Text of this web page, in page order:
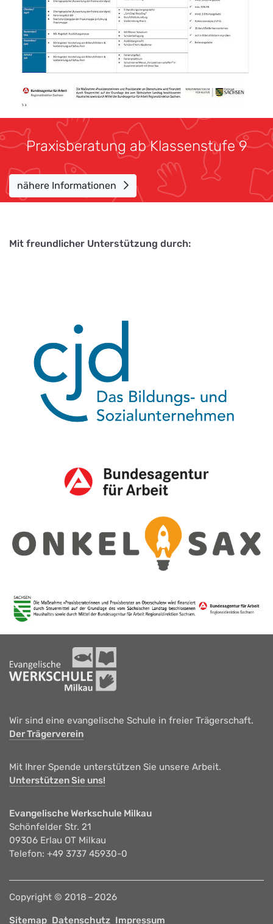
Praxisberatung ab Klassenstufe 9
nähere Informationen
Mit freundlicher Unterstützung durch:
Wir sind eine evangelische Schule in freier Trägerschaft.
Der Trägerverein
Mit Ihrer Spende unterstützen Sie unsere Arbeit.
Unterstützen Sie uns!
Evangelische Werkschule Milkau
Schönfelder Str. 21
09306 Erlau OT Milkau
Telefon: +49 3737 45930-0
Copyright © 2018 – 2026
Sitemap Datenschutz Impressum